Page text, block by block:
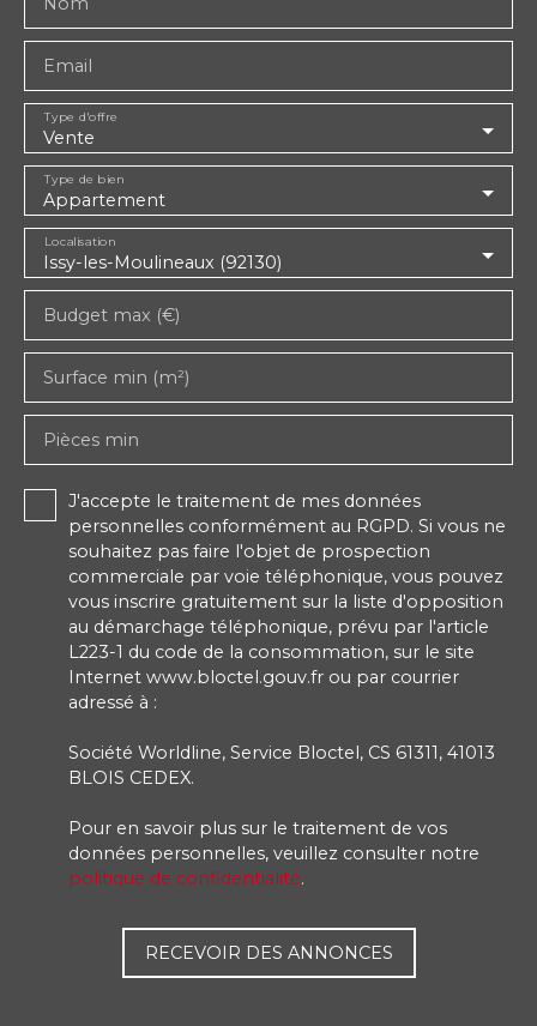
Email
Vente
Type d'offre
Appartement
Type de bien
Issy-les-Moulineaux (92130)
Localisation
Budget max (€)
Surface min (m²)
Pièces min
J'accepte le traitement de mes données
personnelles conformément au RGPD. Si vous ne
souhaitez pas faire l'objet de prospection
commerciale par voie téléphonique, vous pouvez
vous inscrire gratuitement sur la liste d'opposition
au démarchage téléphonique, prévu par l'article
L223-1 du code de la consommation, sur le site
Internet www.bloctel.gouv.fr ou par courrier
adressé à :
Société Worldline, Service Bloctel, CS 61311, 41013
BLOIS CEDEX.
Pour en savoir plus sur le traitement de vos
données personnelles, veuillez consulter notre
politique de confidentialité.
RECEVOIR DES ANNONCES